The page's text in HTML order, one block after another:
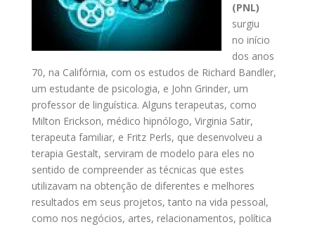
(PNL)
surgiu
no início
dos anos
70, na Califórnia, com os estudos de Richard Bandler,
um estudante de psicologia, e John Grinder, um
professor de linguística. Alguns terapeutas, como
Milton Erickson, médico hipnólogo, Virginia Satir,
terapeuta familiar, e Fritz Perls, que desenvolveu a
terapia Gestalt, serviram de modelo para eles no
sentido de compreender as técnicas que estes
utilizavam na obtenção de diferentes e melhores
resultados em seus projetos, tanto na vida pessoal,
como nos negócios, artes, relacionamentos, política